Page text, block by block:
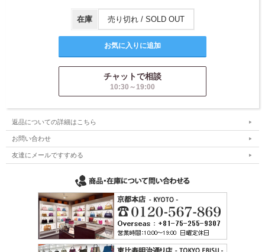
在庫 売り切れ / SOLD OUT
チャットで相談
10:30～19:00
返品についての詳細はこちら
お問い合わせ
友達にメールですすめる